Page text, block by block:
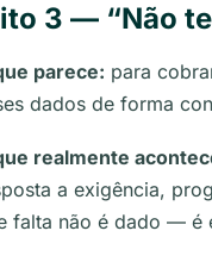
3 — “Não
parece: para
dados de forma
realmente
a exigência,
falta não é dado — é